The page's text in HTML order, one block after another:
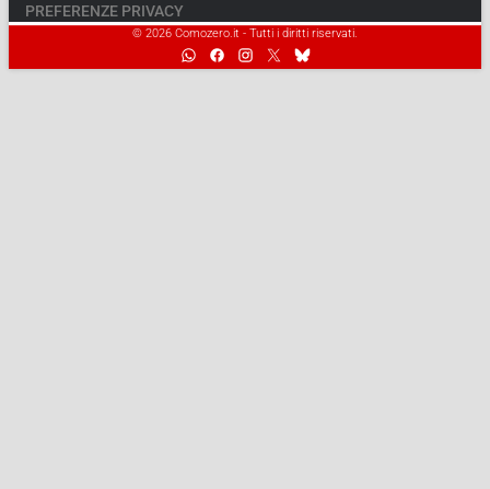
PREFERENZE PRIVACY
© 2026 Comozero.it - Tutti i diritti riservati.